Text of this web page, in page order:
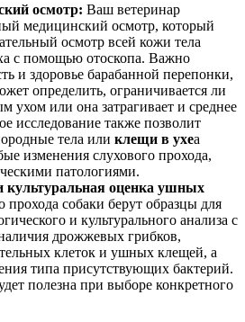
осмотр: Ваш ветеринар
медицинский осмотр, который
осмотр всей кожи тела
с помощью отоскопа. Важно
и здоровье барабанной перепонки,
определить, ограничивается ли
ухом или она затрагивает и среднее
исследование также позволит
тела или клещи в ухеа
изменения слухового прохода,
патологиями.
культуральная оценка ушных
прохода собаки берут образцы для
и культурального анализа с
дрожжевых грибков,
клеток и ушных клещей, а
типа присутствующих бактерий.
полезна при выборе конкретного